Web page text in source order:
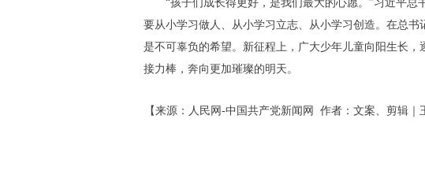
“孩子们成长得更好，是我们最大的心愿。”习近平
要从小学习做人、从小学习立志、从小学习创造。在总书
是不可辜负的希望。新征程上，广大少年儿童向阳生长
接力棒，奔向更加璀璨的明天。
【来源：人民网-中国共产党新闻网 作者：文案、剪辑